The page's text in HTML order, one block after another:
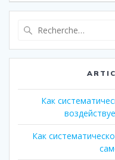
Как
Как